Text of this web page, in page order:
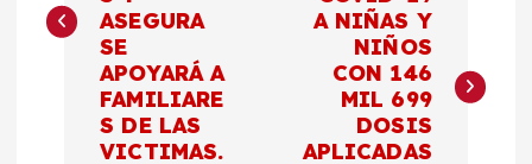
e
ASEGURA
SE
APOYARÁ A
FAMILIARE
S DE LAS
VICTIMAS.
A NIÑAS Y
NIÑOS
CON 146
MIL 699
DOSIS
APLICADAS